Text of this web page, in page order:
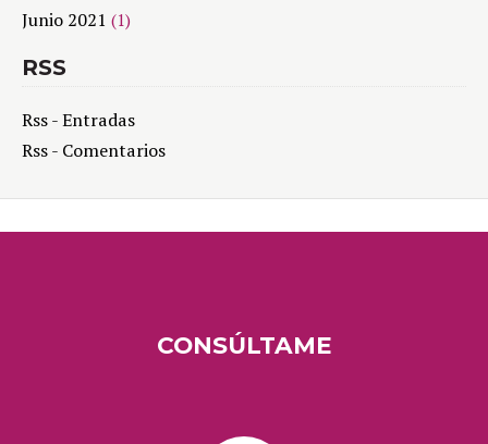
Junio 2021 (1)
RSS
Rss - Entradas
Rss - Comentarios
CONSÚLTAME